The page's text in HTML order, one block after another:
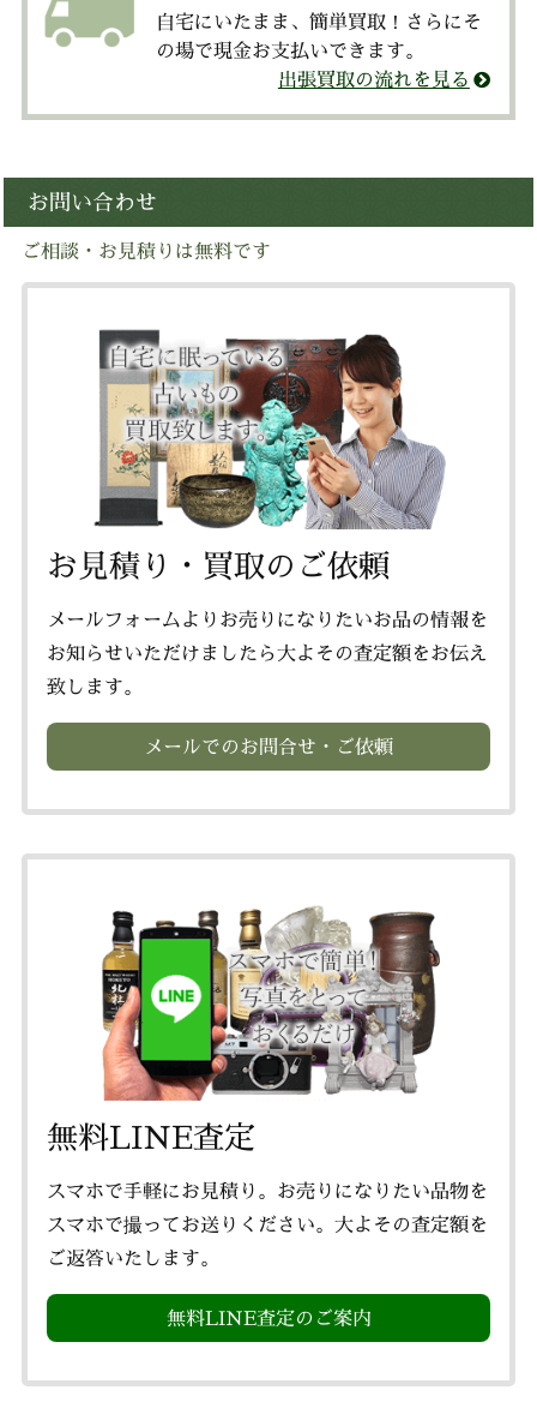
自宅にいたまま、簡単買取！さらにそ
の場で現金お支払いできます。
出張買取の流れを見る
お問い合わせ
ご相談・お見積りは無料です
お見積り・買取のご依頼
メールフォームよりお売りになりたいお品の情報を
お知らせいただけましたら大よその査定額をお伝え
致します。
メールでのお問合せ・ご依頼
無料LINE査定
スマホで手軽にお見積り。お売りになりたい品物を
スマホで撮ってお送りください。大よその査定額を
ご返答いたします。
無料LINE査定のご案内